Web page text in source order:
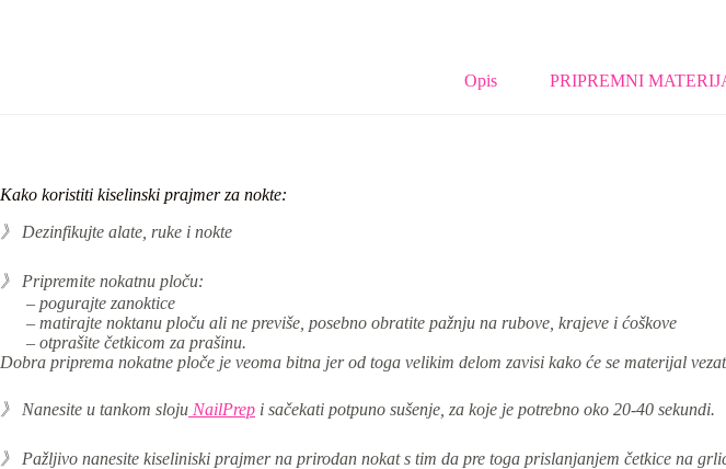
Opis PRIPREMNI
Kako koristiti kiselinski prajmer za nokte:
》 Dezinfikujte alate, ruke i nokte
》 Pripremite nokatnu ploču:
– pogurajte zanoktice
– matirajte noktanu ploču ali ne previše, posebno obratite pažnju na rubove, krajeve i ćoškove
– otprašite četkicom za prašinu.
Dobra priprema nokatne ploče je veoma bitna jer od toga velikim delom zavisi kako će se materijal
》 Nanesite u tankom sloju NailPrep i sačekati potpuno sušenje, za koje je potrebno oko 20-40 sekundi.
》 Pažljivo nanesite kiseliniski prajmer na prirodan nokats tim da pre toga prislanjanjem četkice na